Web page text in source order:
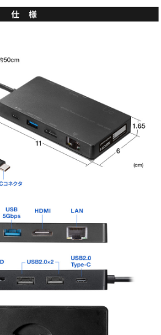
ズの影響を受け、2.4GHz帯を利用するワイヤレスマウス、キーボ
本製品は、USB 5Gbpsによるノイズの影響に強いUSB2.0ポート